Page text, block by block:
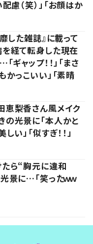
（笑）」「お顔はか
した雑誌』に載って
を経て転身した現在
ャップ！！」「まさ
かっこいい」「素晴
梨香さん風メイク
光景に「本人かと
い」「似すぎ！！」
たら“胸元に違和
景に…「笑ったｗｗ